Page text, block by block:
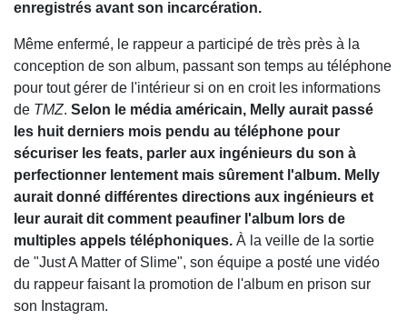
enregistrés avant son incarcération.
Même enfermé, le rappeur a participé de très près à la
conception de son album, passant son temps au téléphone
pour tout gérer de l'intérieur si on en croit les informations
de TMZ. Selon le média américain, Melly aurait passé
les huit derniers mois pendu au téléphone pour
sécuriser les feats, parler aux ingénieurs du son à
perfectionner lentement mais sûrement l'album. Melly
aurait donné différentes directions aux ingénieurs et
leur aurait dit comment peaufiner l'album lors de
multiples appels téléphoniques. À la veille de la sortie
de "Just A Matter of Slime", son équipe a posté une vidéo
du rappeur faisant la promotion de l'album en prison sur
son Instagram.